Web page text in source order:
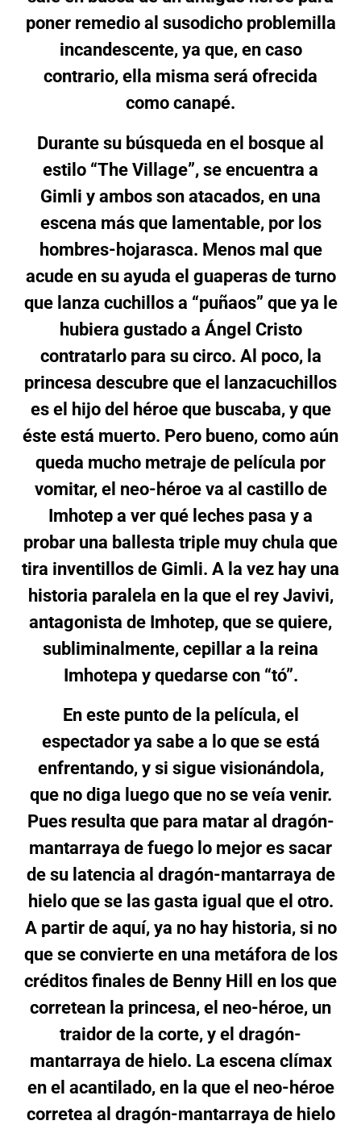
poner remedio al susodicho problemilla
incandescente, ya que, en caso
contrario, ella misma será ofrecida
como canapé.
Durante su búsqueda en el bosque al
estilo “The Village”, se encuentra a
Gimli y ambos son atacados, en una
escena más que lamentable, por los
hombres-hojarasca. Menos mal que
acude en su ayuda el guaperas de turno
que lanza cuchillos a “puñaos” que ya le
hubiera gustado a Ángel Cristo
contratarlo para su circo. Al poco, la
princesa descubre que el lanzacuchillos
es el hijo del héroe que buscaba, y que
éste está muerto. Pero bueno, como aún
queda mucho metraje de película por
vomitar, el neo-héroe va al castillo de
Imhotep a ver qué leches pasa y a
probar una ballesta triple muy chula que
tira inventillos de Gimli. A la vez hay una
historia paralela en la que el rey Javivi,
antagonista de Imhotep, que se quiere,
subliminalmente, cepillar a la reina
Imhotepa y quedarse con “tó”.
En este punto de la película, el
espectador ya sabe a lo que se está
enfrentando, y si sigue visionándola,
que no diga luego que no se veía venir.
Pues resulta que para matar al dragón-
mantarraya de fuego lo mejor es sacar
de su latencia al dragón-mantarraya de
hielo que se las gasta igual que el otro.
A partir de aquí, ya no hay historia, si no
que se convierte en una metáfora de los
créditos finales de Benny Hill en los que
corretean la princesa, el neo-héroe, un
traidor de la corte, y el dragón-
mantarraya de hielo. La escena clímax
en el acantilado, en la que el neo-héroe
corretea al dragón-mantarraya de hielo